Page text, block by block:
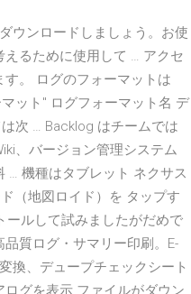
ウンロードしましょう。お使
るために使用して … アクセ
。 ログのフォーマットは
ット" ログフォーマット名 デ
次 … Backlog はチームでは
、バージョン管理システム
… 機種はタブレット ネクサス
（地図ロイド）を タップす
ールして試みましたがだめで
質ログ・サマリー印刷。E-
換、デュープチェックシート
グを表示 ファイルがダウン